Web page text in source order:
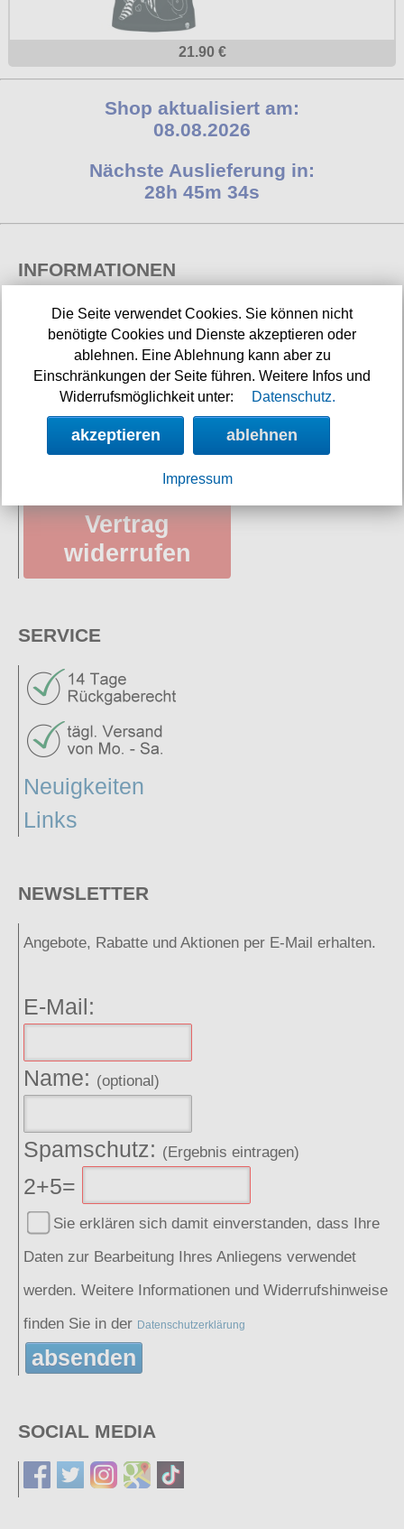
21.90 €
Shop aktualisiert am:
08.08.2026
Nächste Auslieferung in:
28h 45m 34s
INFORMATIONEN
Widerrufsbelehrung
Impressum/Kontakt
Versandkosten
Datenschutz
AGB
Vertrag
widerrufen
SERVICE
Neuigkeiten
Links
NEWSLETTER
Angebote, Rabatte und Aktionen per E-Mail erhalten.
E-Mail:
Name: (optional)
Spamschutz: (Ergebnis eintragen)
2+5=
Sie erklären sich damit einverstanden, dass Ihre
Daten zur Bearbeitung Ihres Anliegens verwendet
werden. Weitere Informationen und Widerrufshinweise
finden Sie in der Datenschutzerklärung
absenden
SOCIAL MEDIA
Die Seite verwendet Cookies. Sie können nicht
benötigte Cookies und Dienste akzeptieren oder
ablehnen. Eine Ablehnung kann aber zu
Einschränkungen der Seite führen. Weitere Infos und
Widerrufsmöglichkeit unter:
Datenschutz.
akzeptieren ablehnen
Impressum